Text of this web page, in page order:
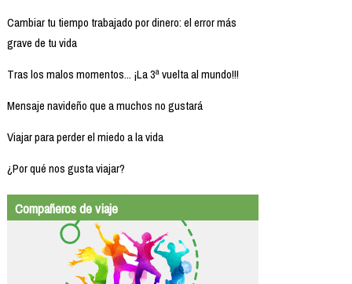
Cambiar tu tiempo trabajado por dinero: el error más
grave de tu vida
Tras los malos momentos... ¡La 3ª vuelta al mundo!!!
Mensaje navideño que a muchos no gustará
Viajar para perder el miedo a la vida
¿Por qué nos gusta viajar?
Compañeros de viaje